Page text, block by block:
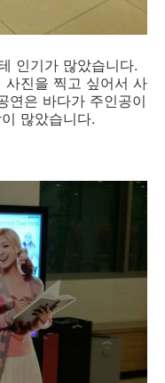
인기가 많았습니다.
사진을 찍고 싶어서 사
연은 바다가 주인공이
많았습니다.